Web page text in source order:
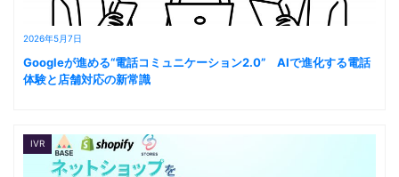
2026年5月7日
Googleが進める“電話コミュニケーション2.0” AIで進化する電話
体験と店舗対応の新常識
IVR